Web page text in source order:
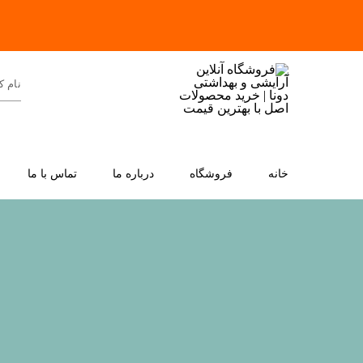
خانه فروشگاه درباره ما تماس با ما